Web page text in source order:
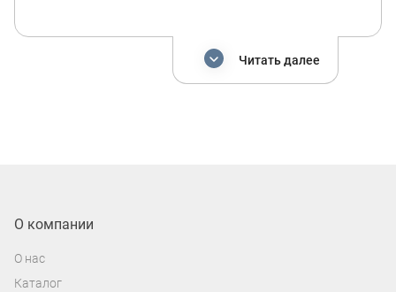
воспроизводить не только средние, но и
штатное посадочное место и определить,
Читать далее
О компании
О нас
Каталог